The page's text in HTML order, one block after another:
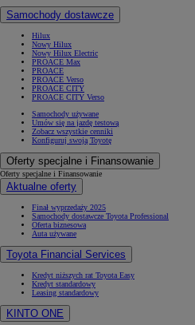
Samochody dostawcze
Hilux
Nowy Hilux
Nowy Hilux Electric
PROACE Max
PROACE
PROACE Verso
PROACE CITY
PROACE CITY Verso
Samochody używane
Umów się na jazdę testową
Zobacz wszystkie cenniki
Konfiguruj swoją Toyotę
Oferty specjalne i Finansowanie
Oferty specjalne i Finansowanie
Aktualne oferty
Finał wyprzedaży 2025
Samochody dostawcze Toyota Professional
Oferta biznesowa
Auta używane
Toyota Financial Services
Kredyt niższych rat Toyota Easy
Kredyt standardowy
Leasing standardowy
KINTO ONE